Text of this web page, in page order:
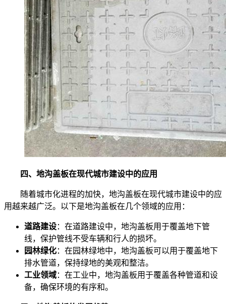
四、地沟盖板在现代城市建设中的应用
随着城市化进程的加快，地沟盖板在现代城市建设中的应
用越来越广泛。以下是地沟盖板在几个领域的应用：
道路建设：在道路建设中，地沟盖板用于覆盖地下管
线，保护管线不受车辆和行人的损坏。
园林绿化：在园林绿地中，地沟盖板可以用于覆盖地下
排水管道，保持绿地的美观和整洁。
工业领域：在工业中，地沟盖板用于覆盖各种管道和设
备，确保环境的有序和。